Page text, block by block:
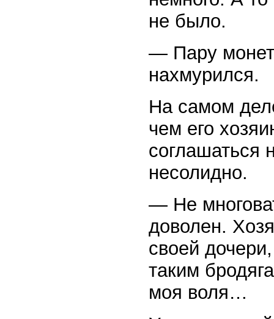
не было.
— Пару
нахмурился.
На самом
чем его
соглашаться
несолидно.
— Не
доволен.
своей
таким
моя воля…